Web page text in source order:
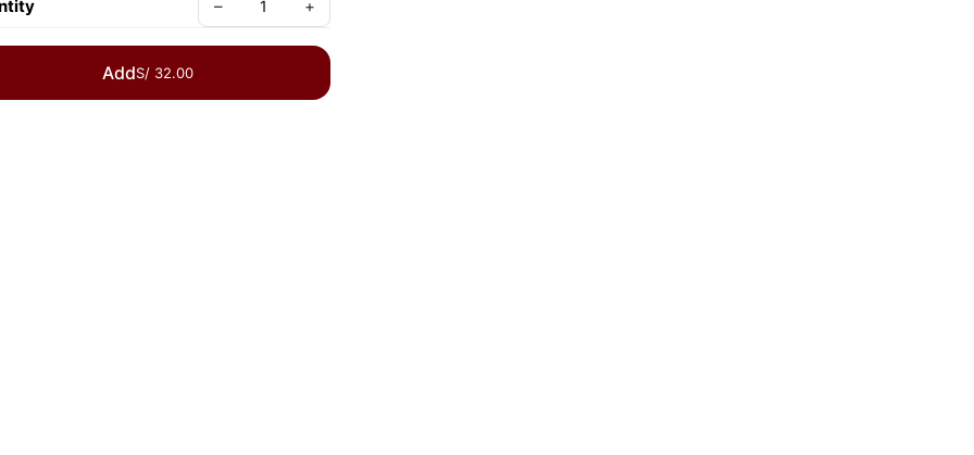
– +
AddS/ 32.00